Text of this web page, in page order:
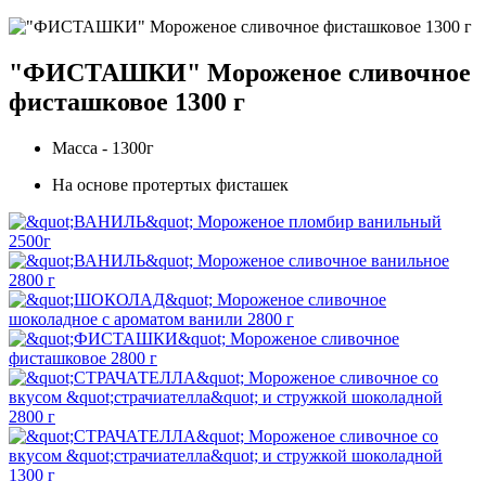
"ФИСТАШКИ" Мороженое сливочное
фисташковое 1300 г
Масса - 1300г
На основе протертых фисташек